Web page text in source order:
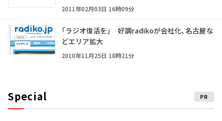
2011年02月03日 16時09分
「ラジオ復活を」 好調radikoが会社化、名古屋な
どエリア拡大
2010年11月25日 18時21分
Special PR